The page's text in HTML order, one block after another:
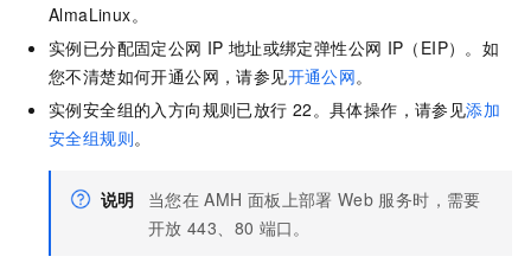
AlmaLinux。
实例已分配固定公网 IP 地址或绑定弹性公网 IP（EIP）。如
您不清楚如何开通公网，请参见开通公网。
实例安全组的入方向规则已放行 22。具体操作，请参见添加
安全组规则。
说明 当您在 AMH 面板上部署 Web 服务时，需要
开放 443、80 端口。